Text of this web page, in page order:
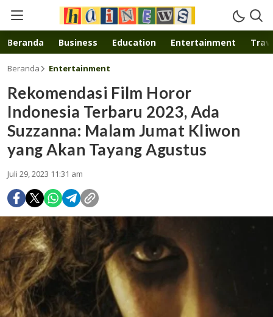
Inspirasi muda karya mandiri
Beranda Business Education Entertainment
Beranda Entertainment
Rekomendasi Film Horor
Indonesia Terbaru 2023, Ada
Suzzanna: Malam Jumat Kliwon
yang Akan Tayang Agustus
Juli 29, 2023 11:31 am